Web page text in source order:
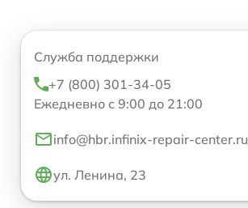
Служба поддержки
+7 (800) 301-34-05
Ежедневно с 9:00 до 21:00
info@hbr.infinix-repair-center.ru
ул. Ленина, 23